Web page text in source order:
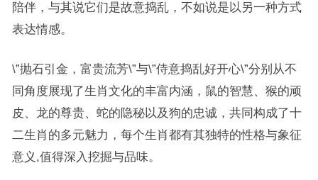
陪伴，与其说它们是故意捣乱，不如说是以另一种方式
表达情感。
\”抛石引金，富贵流芳\”与\”侍意捣乱好开心\”分别从不
同角度展现了生肖文化的丰富内涵，鼠的智慧、猴的顽
皮、龙的尊贵、蛇的隐秘以及狗的忠诚，共同构成了十
二生肖的多元魅力，每个生肖都有其独特的性格与象征
意义,值得深入挖掘与品味。